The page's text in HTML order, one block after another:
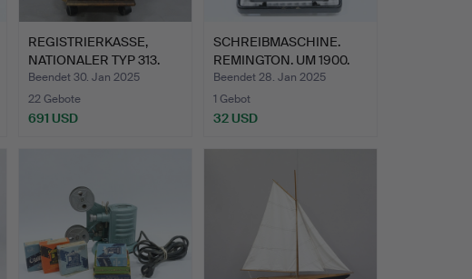
REGISTRIERKASSE,
NATIONALER TYP 313.
Beendet 30. Jan 2025
22 Gebote
691 USD
SCHREIBMASCHINE.
REMINGTON. UM 1900.
Beendet 28. Jan 2025
1 Gebot
32 USD